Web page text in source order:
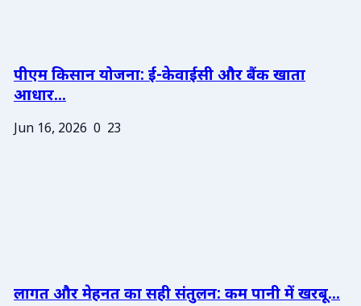
पीएम किसान योजना: ई-केवाईसी और बैंक खाता
आधार...
Jun 16, 2026 0 23
लागत और मेहनत का सही संतुलन: कम पानी में खरबू...